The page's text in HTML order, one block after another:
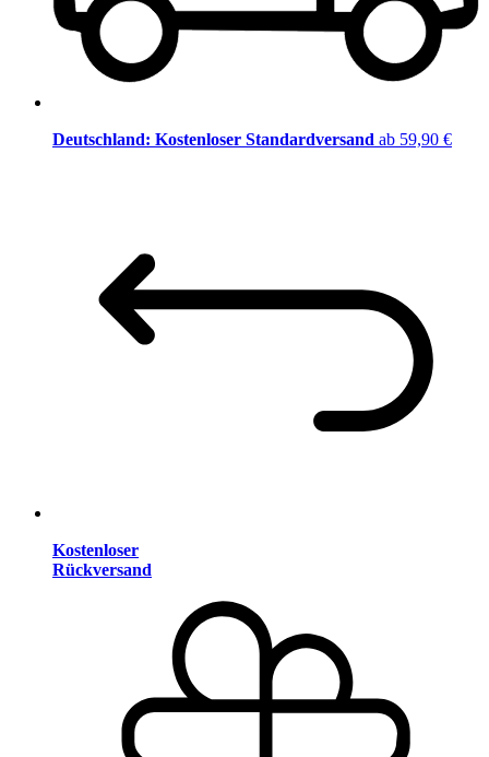
Deutschland: Kostenloser Standardversand ab 59,90 €
Kostenloser
Rückversand